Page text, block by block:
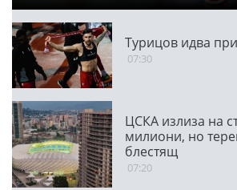
Турицов идва
07:30
ЦСКА излиза на
милиони, но
блестящ
07:20